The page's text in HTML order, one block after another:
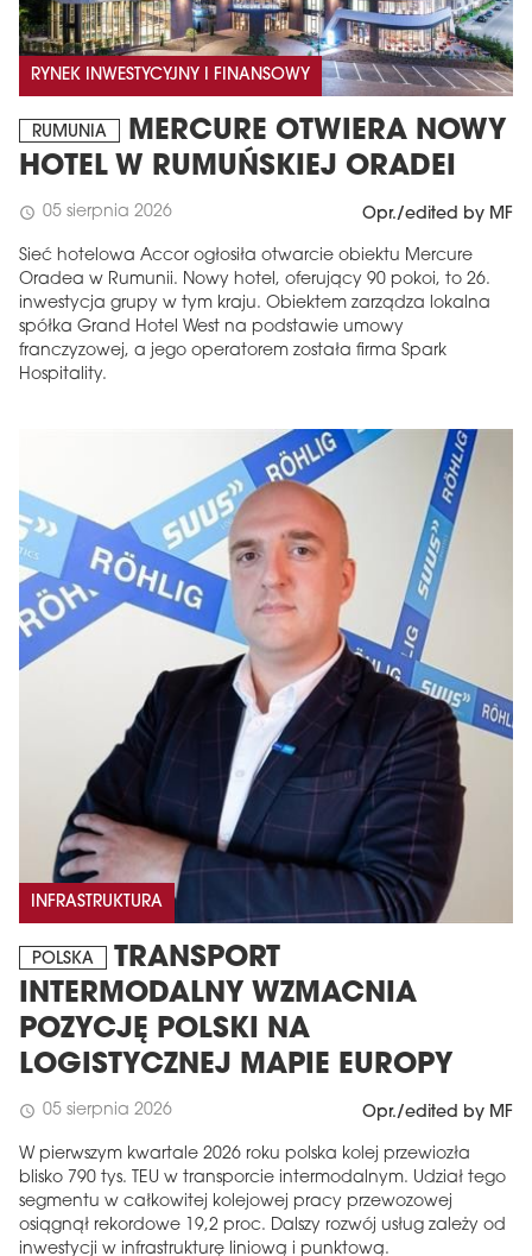
RYNEK INWESTYCYJNY I FINANSOWY
RUMUNIA
MERCURE OTWIERA NOWY
HOTEL W RUMUŃSKIEJ ORADEI
schedule 05 sierpnia 2026 Opr./edited by MF
Sieć hotelowa Accor ogłosiła otwarcie obiektu Mercure
Oradea w Rumunii. Nowy hotel, oferujący 90 pokoi, to 26.
inwestycja grupy w tym kraju. Obiektem zarządza lokalna
spółka Grand Hotel West na podstawie umowy
franczyzowej, a jego operatorem została firma Spark
Hospitality.
INFRASTRUKTURA
POLSKA
TRANSPORT
INTERMODALNY WZMACNIA
POZYCJĘ POLSKI NA
LOGISTYCZNEJ MAPIE EUROPY
schedule 05 sierpnia 2026 Opr./edited by MF
W pierwszym kwartale 2026 roku polska kolej przewiozła
blisko 790 tys. TEU w transporcie intermodalnym. Udział tego
segmentu w całkowitej kolejowej pracy przewozowej
osiągnął rekordowe 19,2 proc. Dalszy rozwój usług zależy od
inwestycji w infrastrukturę liniową i punktową.